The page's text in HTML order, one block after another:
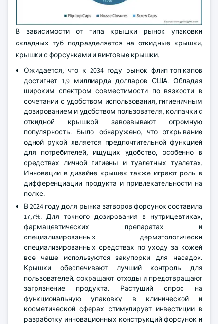
В зависимости от типа крышки рынок упаковки
складных туб подразделяется на откидные крышки,
крышки с форсунками и винтовые крышки.
Ожидается, что к 2034 году рынок флип-топ-кэпов
достигнет 1,9 миллиарда долларов США. Обладая
широким спектром совместимости по вязкости в
сочетании с удобством использования, гигиеничным
дозированием и удобством пользователя, колпачки с
откидной крышкой завоевывают огромную
популярность. Было обнаружено, что открывание
одной рукой является предпочтительной функцией
для потребителей, ищущих удобство, особенно в
средствах личной гигиены и туалетных туалетах.
Инновации в дизайне крышек также играют роль в
дифференциации продукта и привлекательности на
полке.
В 2024 году доля рынка затворов форсунок составила
17,7%. Для точного дозирования в нутрицевтиках,
фармацевтических препаратах и
специализированных дерматологически
специализированных средствах по уходу за кожей
все чаще используются закупорки для насадок.
Крышки обеспечивают лучший контроль для
пользователей, сокращают отходы и предотвращают
загрязнение продукта. Растущий спрос на
функциональную упаковку в клинической и
косметической сферах стимулирует инвестиции в
разработку инновационных конструкций форсунок и